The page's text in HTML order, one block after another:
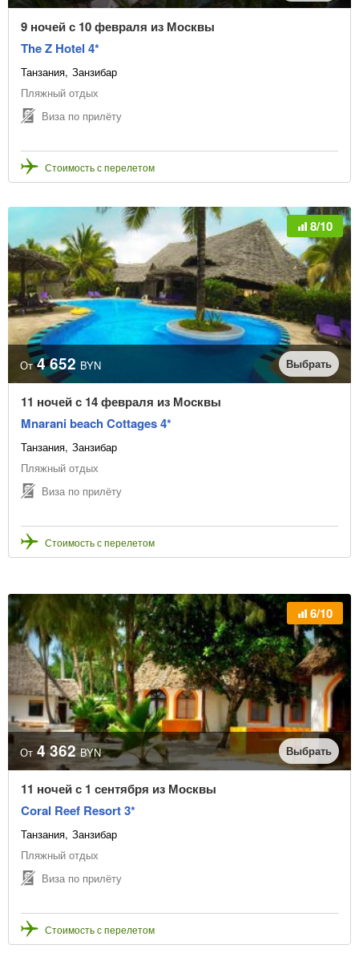
9 ночей с 10 февраля из Москвы
The Z Hotel 4*
Танзания Занзибар
Пляжный отдых
Виза по прилёту
Стоимость с перелетом
8/10
От 4 652 BYN Выбрать
11 ночей с 14 февраля из Москвы
Mnarani beach Cottages 4*
Танзания Занзибар
Пляжный отдых
Виза по прилёту
Стоимость с перелетом
6/10
От 4 362 BYN Выбрать
11 ночей с 1 сентября из Москвы
Coral Reef Resort 3*
Танзания Занзибар
Пляжный отдых
Виза по прилёту
Стоимость с перелетом